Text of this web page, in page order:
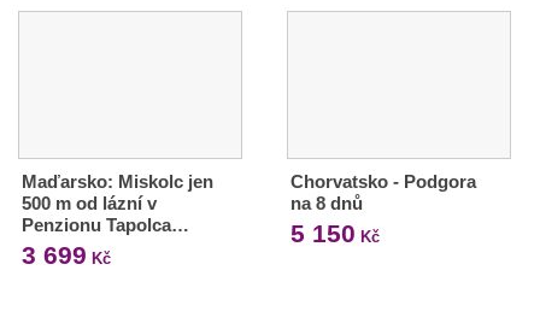
Maďarsko: Miskolc jen
500 m od lázní v
Penzionu Tapolca…
3 699 Kč
Chorvatsko - Podgora
na 8 dnů
5 150 Kč